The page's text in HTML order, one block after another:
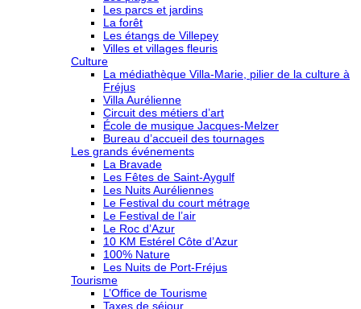
Les parcs et jardins
La forêt
Les étangs de Villepey
Villes et villages fleuris
Culture
La médiathèque Villa-Marie, pilier de la culture à
Fréjus
Villa Aurélienne
Circuit des métiers d’art
École de musique Jacques-Melzer
Bureau d’accueil des tournages
Les grands événements
La Bravade
Les Fêtes de Saint-Aygulf
Les Nuits Auréliennes
Le Festival du court métrage
Le Festival de l’air
Le Roc d’Azur
10 KM Estérel Côte d’Azur
100% Nature
Les Nuits de Port-Fréjus
Tourisme
L’Office de Tourisme
Taxes de séjour